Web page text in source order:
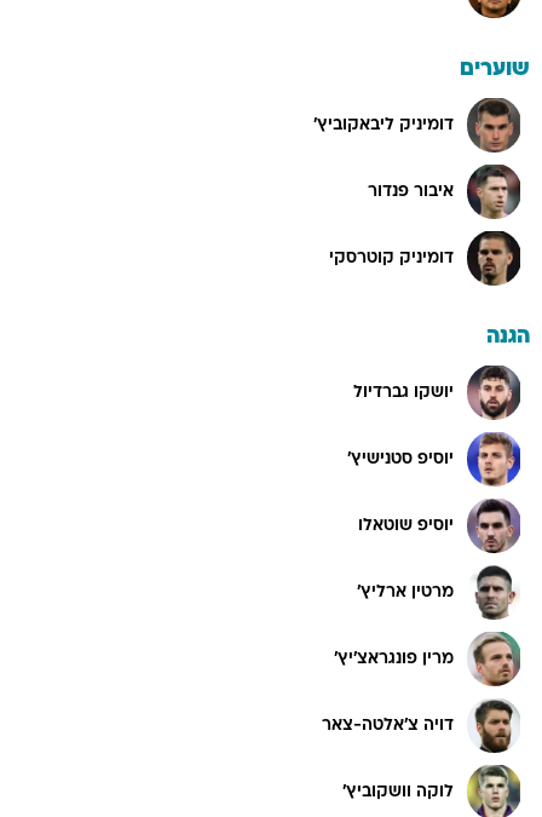
שוערים
דומיניק ליבאקוביץ'
איבור פנדור
דומיניק קוטרסקי
הגנה
יושקו גברדיול
יוסיפ סטנישיץ'
יוסיפ שוטאלו
מרטין ארליץ'
מרין פונגראצ'יץ'
דויה צ'אלטה-צאר
לוקה וושקוביץ'